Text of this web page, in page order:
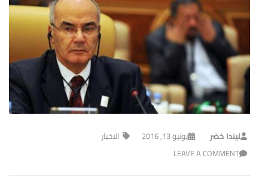
ليندا خضر يونيو 13, 2016
الاخبار
LEAVE A COMMENT